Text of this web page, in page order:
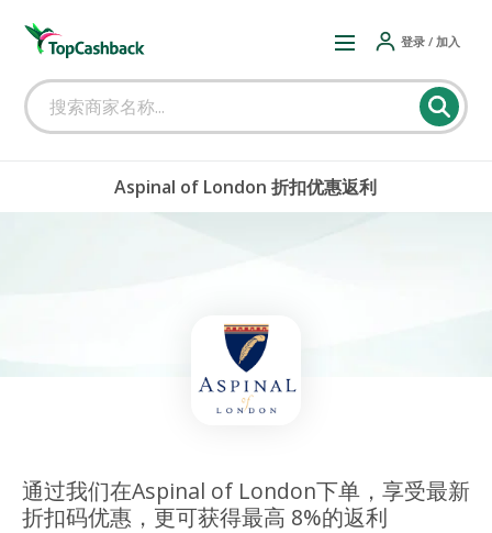
登录 / 加入
Aspinal of London 折扣优惠返利
通过我们在Aspinal of London下单，享受最新
折扣码优惠，更可获得最高 8%的返利